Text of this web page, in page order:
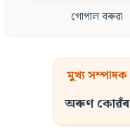
গোপাল বৰুৱা
মুখ্য সম্পাদক
অৰুণ কোৱঁৰ